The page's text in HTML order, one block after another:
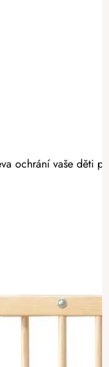
ochrání vaše děti